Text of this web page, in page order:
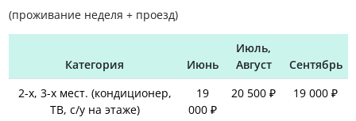
(проживание неделя + проезд)
Категория Июнь
Июль,
Август
Сентябрь
2-х, 3-х мест. (кондиционер,
ТВ, с/у на этаже)
19
000 ₽
20 500 ₽ 19 000 ₽